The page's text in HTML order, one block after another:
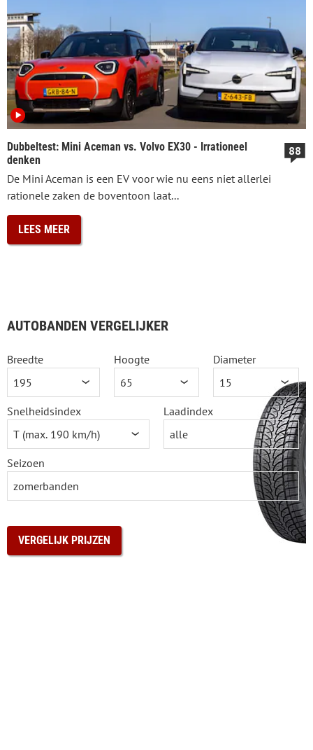
Dubbeltest: Mini Aceman vs. Volvo EX30 - Irrationeel
denken
88
De Mini Aceman is een EV voor wie nu eens niet allerlei
rationele zaken de boventoon laat...
LEES MEER
AUTOBANDEN VERGELIJKER
Breedte Hoogte Diameter
Snelheidsindex Laadindex
Seizoen